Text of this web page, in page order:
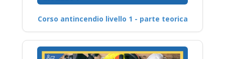
Corso antincendio livello 1 - parte teorica